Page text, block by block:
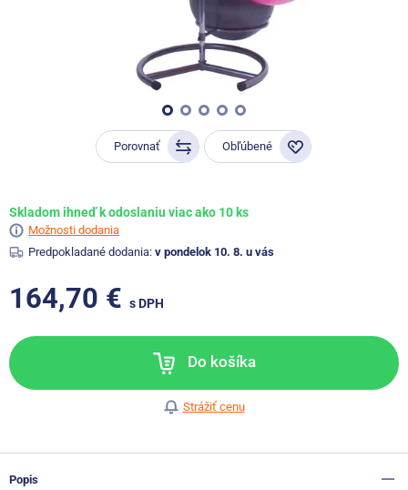
Skladom ihneď k odoslaniu viac ako 10 ks
Možnosti dodania
Predpokladané dodania: v pondelok 10. 8. u vás
164,70 € s DPH
Do košíka
Strážiť cenu
Porovnať Obľúbené
Popis